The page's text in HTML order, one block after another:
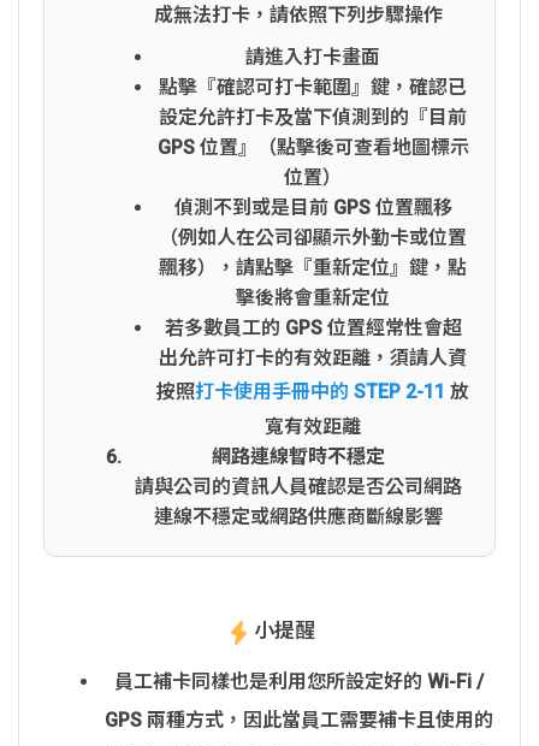
成無法打卡，請依照下列步驟操作
請進入打卡畫面
點擊『確認可打卡範圍』鍵，確認已
設定允許打卡及當下偵測到的『目前
GPS 位置』（點擊後可查看地圖標示
位置）
偵測不到或是目前 GPS 位置飄移
（例如人在公司卻顯示外勤卡或位置
飄移），請點擊『重新定位』鍵，點
擊後將會重新定位
若多數員工的 GPS 位置經常性會超
出允許可打卡的有效距離，須請人資
按照打卡使用手冊中的 STEP 2-11 放
寬有效距離
網路連線暫時不穩定
請與公司的資訊人員確認是否公司網路
連線不穩定或網路供應商斷線影響
小提醒
員工補卡同樣也是利用您所設定好的 Wi-Fi /
GPS 兩種方式，因此當員工需要補卡且使用的